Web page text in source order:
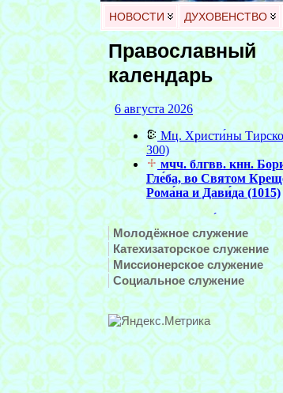
НОВОСТИ ДУХОВЕНСТВО
Православный
календарь
Молодёжное служение
Катехизаторское служение
Миссионерское служение
Социальное служение